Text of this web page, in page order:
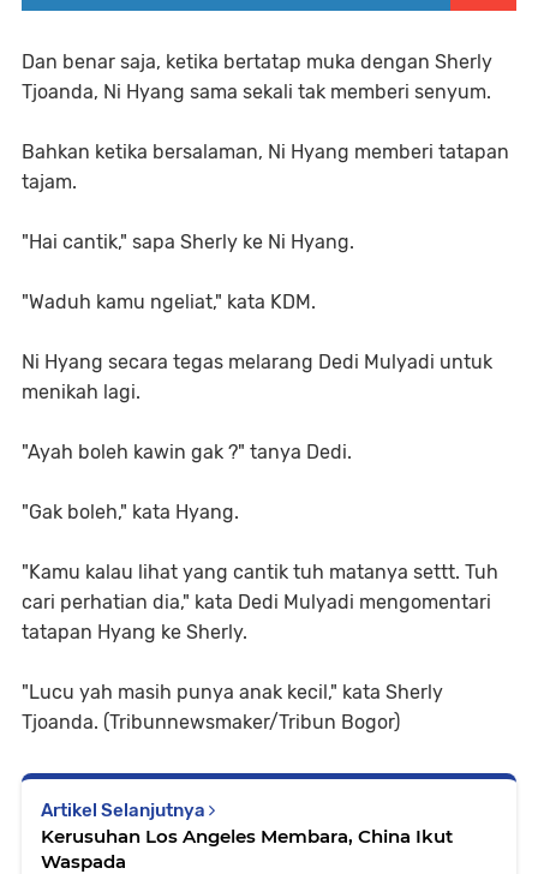
Dan benar saja, ketika bertatap muka dengan Sherly
Tjoanda, Ni Hyang sama sekali tak memberi senyum.
Bahkan ketika bersalaman, Ni Hyang memberi tatapan
tajam.
"Hai cantik," sapa Sherly ke Ni Hyang.
"Waduh kamu ngeliat," kata KDM.
Ni Hyang secara tegas melarang Dedi Mulyadi untuk
menikah lagi.
"Ayah boleh kawin gak ?" tanya Dedi.
"Gak boleh," kata Hyang.
"Kamu kalau lihat yang cantik tuh matanya settt. Tuh
cari perhatian dia," kata Dedi Mulyadi mengomentari
tatapan Hyang ke Sherly.
"Lucu yah masih punya anak kecil," kata Sherly
Tjoanda. (Tribunnewsmaker/Tribun Bogor)
Artikel Selanjutnya
Kerusuhan Los Angeles Membara, China Ikut
Waspada